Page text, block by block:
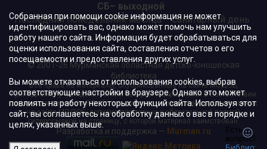
СБ– выходной
Последний понедельник месяца – санитарный день
© 2001-26 Мурманская областная детско-юношеская
библиотека
Все права на материалы, опубликованные на сайте МОДЮБ,
принадлежат учреждению и/или авторам и охраняются в соответствии
с законодательством РФ. Использование материалов, опубликованных
на сайте МОДЮБ, допускается только с обязательной прямой
гиперссылкой на страницу, с которой материал заимствован.
Разработка и поддержка — Murman.ru
Собранная при помощи cookie информация не может
идентифицировать вас, однако может помочь нам улучшить
работу нашего сайта. Информация будет обрабатываться для
оценки использования сайта, составления отчетов о его
посещаемости и предоставления других услуг.
Вы можете отказаться от использования cookies, выбрав
соответствующие настройки в браузере. Однако это может
повлиять на работу некоторых функций сайта. Используя этот
сайт, вы соглашаетесь на обработку данных о вас в порядке и
целях, указанных выше.